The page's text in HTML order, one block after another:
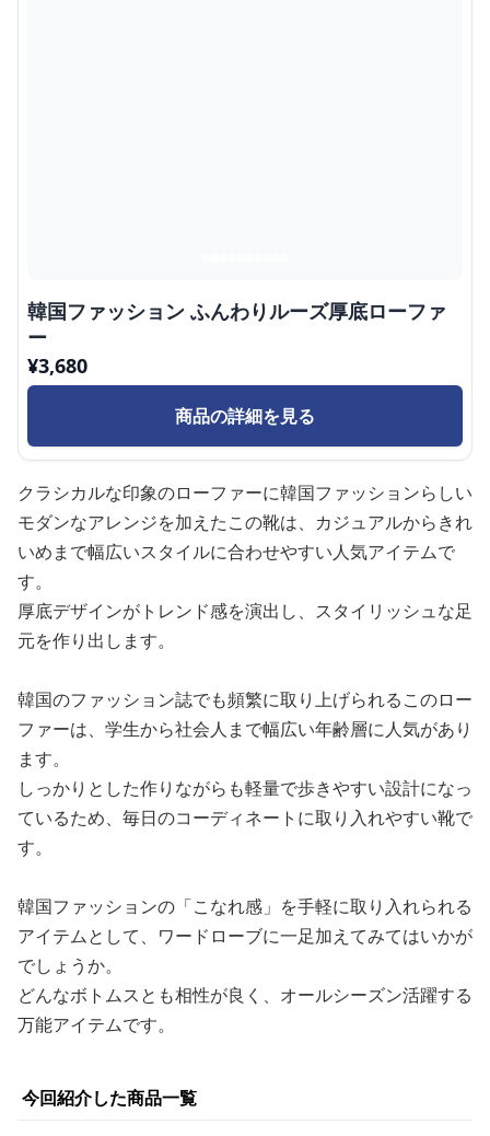
韓国ファッション ふんわりルーズ厚底ローファ
ー
¥3,680
商品の詳細を見る
クラシカルな印象のローファーに韓国ファッションらしい
モダンなアレンジを加えたこの靴は、カジュアルからきれ
いめまで幅広いスタイルに合わせやすい人気アイテムで
す。
厚底デザインがトレンド感を演出し、スタイリッシュな足
元を作り出します。
韓国のファッション誌でも頻繁に取り上げられるこのロー
ファーは、学生から社会人まで幅広い年齢層に人気があり
ます。
しっかりとした作りながらも軽量で歩きやすい設計になっ
ているため、毎日のコーディネートに取り入れやすい靴で
す。
韓国ファッションの「こなれ感」を手軽に取り入れられる
アイテムとして、ワードローブに一足加えてみてはいかが
でしょうか。
どんなボトムスとも相性が良く、オールシーズン活躍する
万能アイテムです。
今回紹介した商品一覧